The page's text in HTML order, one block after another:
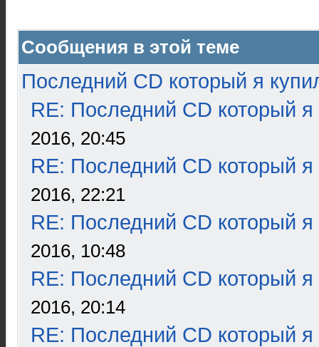
Сообщения в этой теме
Последний CD который я
RE: Последний CD который я
2016, 20:45
RE: Последний CD который я
2016, 22:21
RE: Последний CD который я
2016, 10:48
RE: Последний CD который я
2016, 20:14
RE: Последний CD который я